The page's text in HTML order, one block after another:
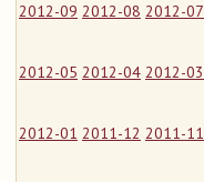
2012-09 2012-08 2012-07
2012-05 2012-04 2012-03
2012-01 2011-12 2011-11